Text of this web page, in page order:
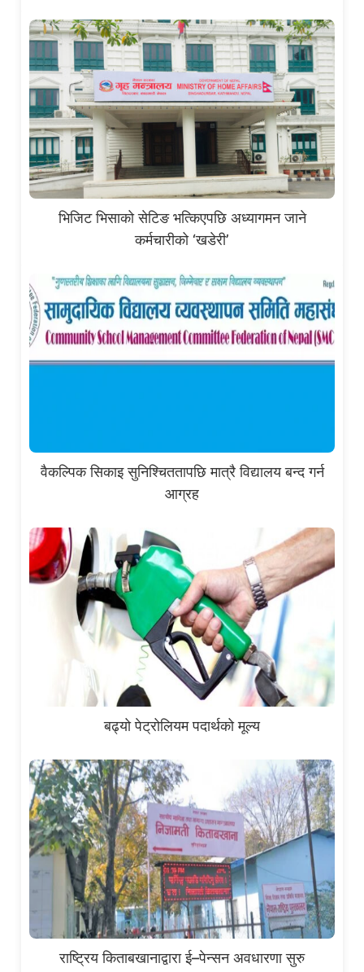
भिजिट भिसाको सेटिङ भत्किएपछि अध्यागमन जाने
कर्मचारीको ‘खडेरी’
वैकल्पिक सिकाइ सुनिश्चिततापछि मात्रै विद्यालय बन्द गर्न
आग्रह
बढ्यो पेट्रोलियम पदार्थको मूल्य
राष्ट्रिय किताबखानाद्वारा ई–पेन्सन अवधारणा सुरु